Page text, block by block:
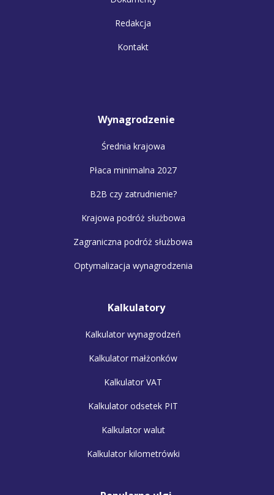
Redakcja
Kontakt
Wynagrodzenie
Średnia krajowa
Płaca minimalna 2027
B2B czy zatrudnienie?
Krajowa podróż służbowa
Zagraniczna podróż służbowa
Optymalizacja wynagrodzenia
Kalkulatory
Kalkulator wynagrodzeń
Kalkulator małżonków
Kalkulator VAT
Kalkulator odsetek PIT
Kalkulator walut
Kalkulator kilometrówki